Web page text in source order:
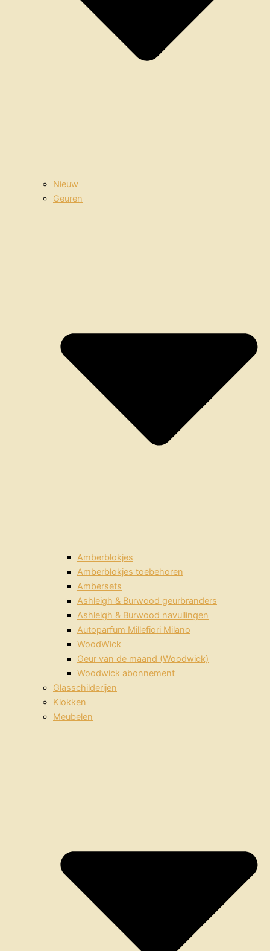
Nieuw
Geuren
Amberblokjes
Amberblokjes toebehoren
Ambersets
Ashleigh & Burwood geurbranders
Ashleigh & Burwood navullingen
Autoparfum Millefiori Milano
WoodWick
Geur van de maand (Woodwick)
Woodwick abonnement
Glasschilderijen
Klokken
Meubelen